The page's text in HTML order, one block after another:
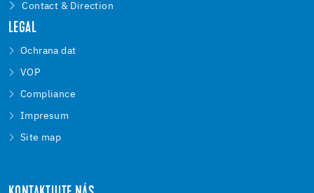
Contact & Direction
LEGAL
Ochrana dat
VOP
Compliance
Impresum
Site map